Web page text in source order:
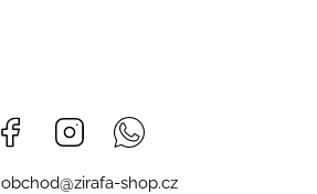
Facebook Instagram
obchod@zirafa-shop.cz